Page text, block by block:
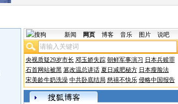
新闻 网页 博客 音乐 图片 说吧
央视质疑29岁市长 邓玉娇失踪 朝鲜军事演习 日本兵赎罪
石首网站被黑 篡改温总讲话 夏日减肥秘方 日本瘦脸法
宋美龄牛奶洗澡 中共卧底结局 慈禧不快乐 侵略中国报告